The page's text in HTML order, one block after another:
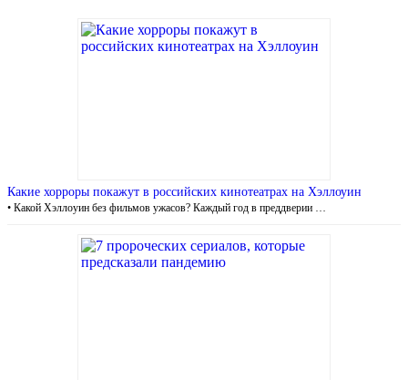
Какие хорроры покажут в российских кинотеатрах на Хэллоуин
• Какой Хэллоуин без фильмов ужасов? Каждый год в преддверии …